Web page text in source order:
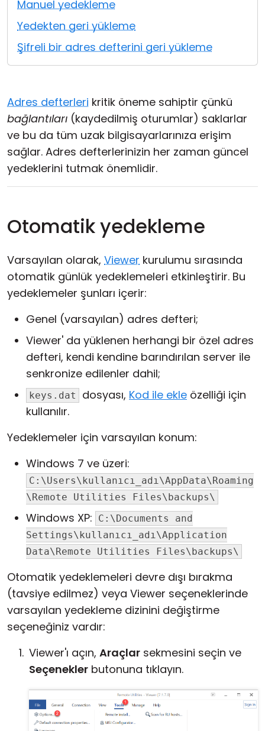
Manuel yedekleme
Yedekten geri yükleme
Şifreli bir adres defterini geri yükleme
Adres defterleri kritik öneme sahiptir çünkü
bağlantıları (kaydedilmiş oturumlar) saklarlar
ve bu da tüm uzak bilgisayarlarınıza erişim
sağlar. Adres defterlerinizin her zaman güncel
yedeklerini tutmak önemlidir.
Otomatik yedekleme
Varsayılan olarak, Viewer kurulumu sırasında
otomatik günlük yedeklemeleri etkinleştirir. Bu
yedeklemeler şunları içerir:
Genel (varsayılan) adres defteri;
Viewer' da yüklenen herhangi bir özel adres
defteri, kendi kendine barındırılan server ile
senkronize edilenler dahil;
keys.dat dosyası, Kod ile ekle özelliği için
kullanılır.
Yedeklemeler için varsayılan konum:
Windows 7 ve üzeri:
C:\Users\kullanıcı_adı\AppData\Roaming
\Remote Utilities Files\backups\
Windows XP:
C:\Documents and
Settings\kullanıcı_adı\Application
Data\Remote Utilities Files\backups\
Otomatik yedeklemeleri devre dışı bırakma
(tavsiye edilmez) veya Viewer seçeneklerinde
varsayılan yedekleme dizinini değiştirme
seçeneğiniz vardır:
Viewer'ı açın, Araçlar sekmesini seçin ve
Seçenekler butonuna tıklayın.
Bulut ve Yerel